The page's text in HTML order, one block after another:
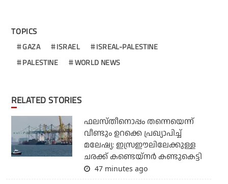
TOPICS
GAZA ISRAEL
ISREAL-PALESTINE
PALESTINE
WORLD NEWS
RELATED STORIES
ഫലസ്തീനൊപ്പം തന്നെയെന്ന്
വീണ്ടും ഉറക്കെ പ്രഖ്യാപിച്ച്
മലേഷ്യ: ഇസ്രഈലിലേക്കുള്ള
ചരക്ക് കണ്ടെയ്‌നര്‍ കണ്ടുകെട്ടി
47 minutes ago